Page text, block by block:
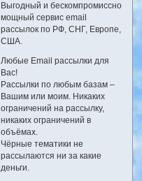
Выгодный и бескомпромиссно
мощный сервис email
рассылок по РФ, СНГ, Европе,
США.
Любые Email рассылки для
Вас!
Рассылки по любым базам –
Вашим или моим. Никаких
ограничений на рассылку,
никаких ограничений в
объёмах.
Чёрные тематики не
рассылаются ни за какие
деньги.